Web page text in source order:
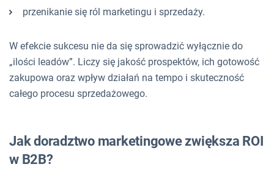
przenikanie się ról marketingu i sprzedaży.
W efekcie sukcesu nie da się sprowadzić wyłącznie do
„ilości leadów”. Liczy się jakość prospektów, ich gotowość
zakupowa oraz wpływ działań na tempo i skuteczność
całego procesu sprzedażowego.
Jak doradztwo marketingowe zwiększa ROI
w B2B?